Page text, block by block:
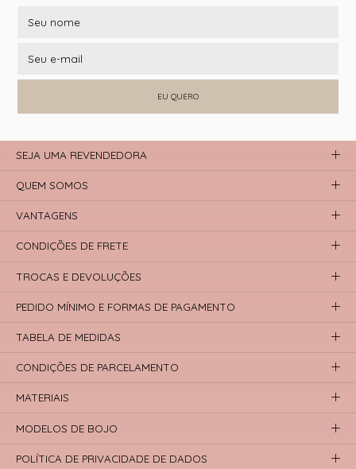
EU QUERO
SEJA UMA REVENDEDORA
QUEM SOMOS
VANTAGENS
CONDIÇÕES DE FRETE
TROCAS E DEVOLUÇÕES
PEDIDO MÍNIMO E FORMAS DE PAGAMENTO
TABELA DE MEDIDAS
CONDIÇÕES DE PARCELAMENTO
MATERIAIS
MODELOS DE BOJO
POLÍTICA DE PRIVACIDADE DE DADOS